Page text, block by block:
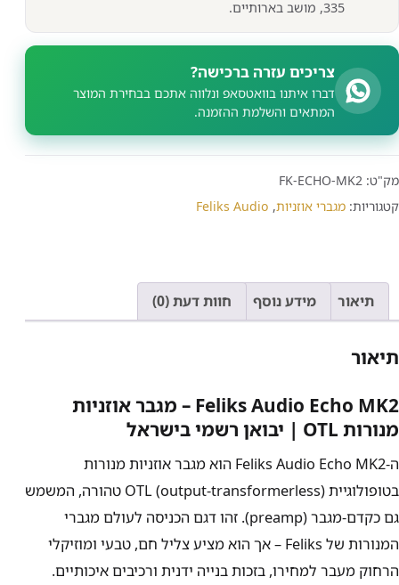
335, מושב בארותיים.
צריכים עזרה ברכישה?
דברו איתנו בוואטסאפ ונלווה אתכם בבחירת המוצר
המתאים והשלמת ההזמנה.
מק"ט: FK-ECHO-MK2
קטגוריות: מגברי אוזניות,
Feliks Audio
תיאור מידע נוסף חוות דעת (0)
תיאור
Feliks Audio Echo MK2 – מגבר אוזניות
מנורות OTL | יבואן רשמי בישראל
ה-Feliks Audio Echo MK2 הוא מגבר אוזניות מנורות
בטופולוגיית OTL (output-transformerless) טהורה, המשמש
גם כקדם-מגבר (preamp). זהו דגם הכניסה לעולם מגברי
המנורות של Feliks – אך הוא מציע צליל חם, טבעי ומוזיקלי
הרחוק מעבר למחירו, בזכות בנייה ידנית ורכיבים איכותיים.